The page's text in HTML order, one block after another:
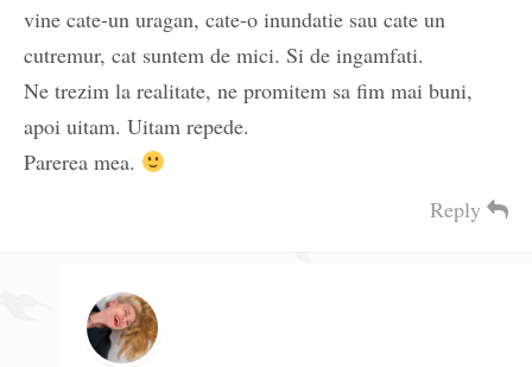
vine cate-un uragan, cate-o inundatie sau cate un
cutremur, cat suntem de mici. Si de ingamfati.
Ne trezim la realitate, ne promitem sa fim mai buni,
apoi uitam. Uitam repede.
Parerea mea.
Reply